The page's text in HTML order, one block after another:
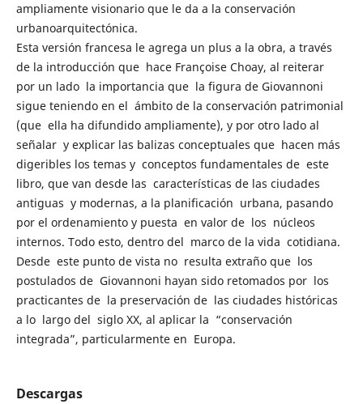
ampliamente visionario que le da a la conservación
urbanoarquitectónica.
Esta versión francesa le agrega un plus a la obra, a través
de la introducción que hace Françoise Choay, al reiterar
por un lado la importancia que la figura de Giovannoni
sigue teniendo en el ámbito de la conservación patrimonial
(que ella ha difundido ampliamente), y por otro lado al
señalar y explicar las balizas conceptuales que hacen más
digeribles los temas y conceptos fundamentales de este
libro, que van desde las características de las ciudades
antiguas y modernas, a la planificación urbana, pasando
por el ordenamiento y puesta en valor de los núcleos
internos. Todo esto, dentro del marco de la vida cotidiana.
Desde este punto de vista no resulta extraño que los
postulados de Giovannoni hayan sido retomados por los
practicantes de la preservación de las ciudades históricas
a lo largo del siglo XX, al aplicar la “conservación
integrada”, particularmente en Europa.
Descargas